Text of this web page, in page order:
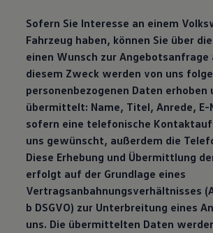
Sofern Sie Interesse an einem
Fahrzeug haben, können Sie über
einen Wunsch zur Angebotsanfrage
diesem Zweck werden von uns
personenbezogenen Daten erhoben
übermittelt: Name, Titel, Anrede, E-
sofern eine telefonische
uns gewünscht, außerdem die
Diese Erhebung und Übermittlung
erfolgt auf der Grundlage eines
Vertragsanbahnungsverhältnisses
b DSGVO) zur Unterbreitung eines
uns. Die übermittelten Daten